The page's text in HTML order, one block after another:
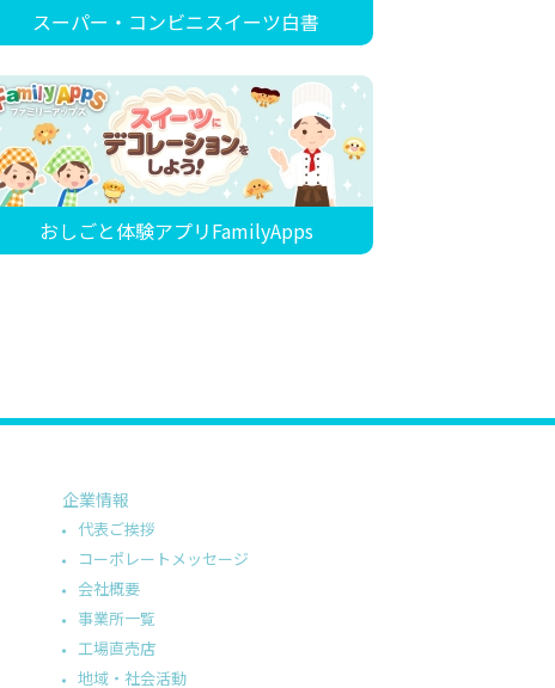
スーパー・コンビニスイーツ白書
おしごと体験アプリFamilyApps
企業情報
代表ご挨拶
コーポレートメッセージ
会社概要
事業所一覧
工場直売店
地域・社会活動